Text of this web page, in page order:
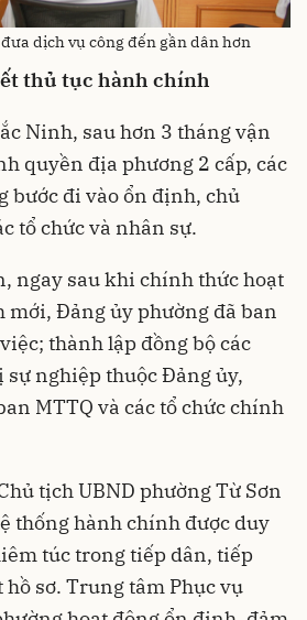
dịch vụ công đến gần dân hơn
thủ tục hành chính
Ninh, sau hơn 3 tháng vận
quyền địa phương 2 cấp, các
bước đi vào ổn định, chủ
tổ chức và nhân sự.
ngay sau khi chính thức hoạt
mới, Đảng ủy phường đã ban
thành lập đồng bộ các
sự nghiệp thuộc Đảng ủy,
MTTQ và các tổ chức chính
tịch UBND phường Từ Sơn
thống hành chính được duy
túc trong tiếp dân, tiếp
sơ. Trung tâm Phục vụ